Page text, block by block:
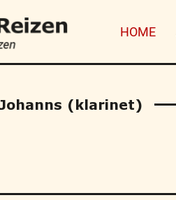
HOME
(klarinet)